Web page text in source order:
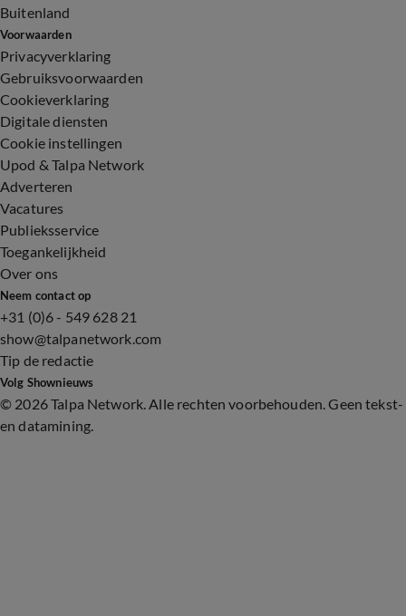
Buitenland
Voorwaarden
Privacyverklaring
Gebruiksvoorwaarden
Cookieverklaring
Digitale diensten
Cookie instellingen
Upod & Talpa Network
Adverteren
Vacatures
Publieksservice
Toegankelijkheid
Over ons
Neem contact op
+31 (0)6 - 549 628 21
show@talpanetwork.com
Tip de redactie
Volg Shownieuws
© 2026 Talpa Network. Alle rechten voorbehouden. Geen tekst-
en datamining.